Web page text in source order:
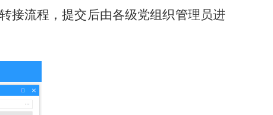
接流程，提交后由各级党组织管理员进